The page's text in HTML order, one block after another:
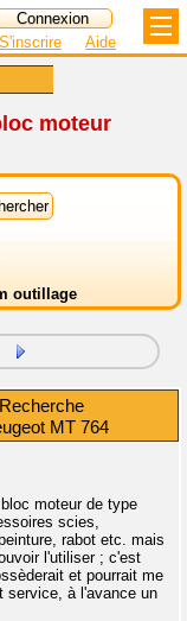
S'inscrire Aide
moteur
outillage
Recherche
MT 764
moteur de type
scies,
rabot etc. mais
l'utiliser ; c'est
et pourrait me
service, à l'avance un